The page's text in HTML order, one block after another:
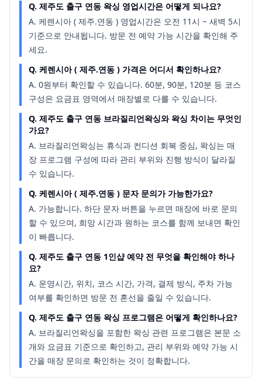
Q. 제주도 출구 연동 왁싱 영업시간은 어떻게 되나요?
A. 케렌시아 ( 제주.연동 ) 영업시간은 오전 11시 ~ 새벽 5시
기준으로 안내됩니다. 방문 전 예약 가능 시간을 확인해 주
세요.
Q. 케렌시아 ( 제주.연동 ) 가격은 어디서 확인하나요?
A. 0원부터 확인할 수 있습니다. 60분, 90분, 120분 등 코스
구성은 요금표 영역에서 매장별로 다를 수 있습니다.
Q. 제주도 출구 연동 브라질리언왁싱와 왁싱 차이는 무엇인
가요?
A. 브라질리언왁싱는 휴식과 컨디션 회복 중심, 왁싱는 매
장 프로그램 구성에 따라 관리 부위와 진행 방식이 달라질
수 있습니다.
Q. 케렌시아 ( 제주.연동 ) 문자 문의가 가능한가요?
A. 가능합니다. 하단 문자 버튼을 누르면 매장에 바로 문의
할 수 있으며, 희망 시간과 원하는 코스를 함께 보내면 확인
이 빠릅니다.
Q. 제주도 출구 연동 1인샵 예약 전 무엇을 확인해야 하나
요?
A. 운영시간, 위치, 코스 시간, 가격, 결제 방식, 주차 가능
여부를 확인하면 방문 전 혼선을 줄일 수 있습니다.
Q. 제주도 출구 연동 왁싱 프로그램은 어떻게 확인하나요?
A. 브라질리언왁싱을 포함한 왁싱 관련 프로그램은 본문 소
개와 요금표 기준으로 확인하고, 관리 부위와 예약 가능 시
간을 매장 문의로 확인하는 것이 정확합니다.